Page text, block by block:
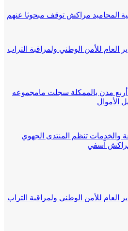
المحاميد مراكش توقف مبحوثا عنهم
العام للأمن الوطني ولمراقبة التراب
أربع مدن بالممكلة سجلت مامجموعه
والخدمات تنظم المنتدى الجهوي
مراكش آسفي
العام للأمن الوطني ولمراقبة التراب